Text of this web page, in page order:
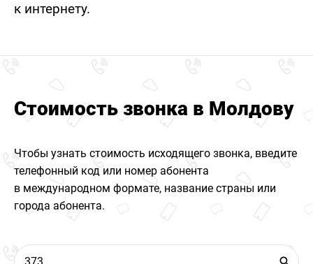
к интернету.
Стоимость звонка в Молдову
Чтобы узнать стоимость исходящего звонка, введите
телефонный код или номер абонента
в международном формате, название страны или
города абонента.